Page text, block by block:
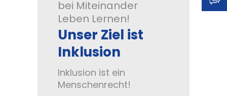
Standard
+
bei Miteinander
Leben Lernen!
Unser Ziel ist
Inklusion
Inklusion ist ein
Menschenrecht!